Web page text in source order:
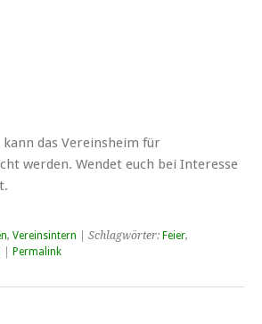
kann das Vereinsheim für
werden. Wendet euch bei Interesse
, Vereinsintern | Schlagwörter: Feier,
Permalink